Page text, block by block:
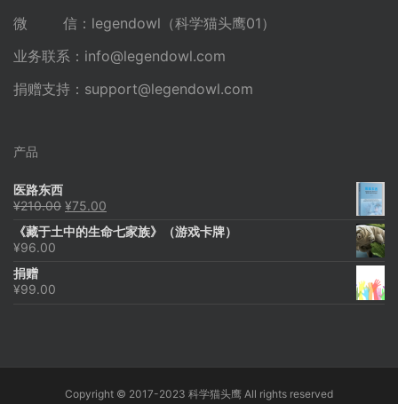
微 信：legendowl（科学猫头鹰01）
业务联系： info@legendowl.com
捐赠支持： support@legendowl.com
产品
医路东西
¥210.00 原
为：
¥75.00
价
《藏于土中的生命七家族》（游戏卡牌）
¥96.00
捐赠
¥99.00
Copyright © 2017-2023 科学猫头鹰 All rights reserved